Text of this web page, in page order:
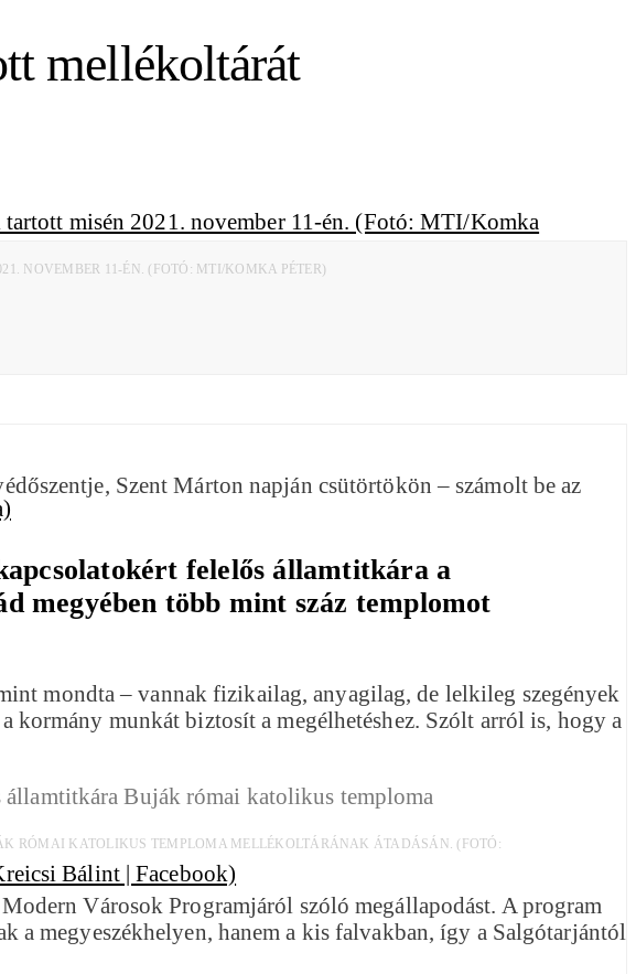
mellékoltárát
NOVEMBER 11-ÉN. (FOTÓ: MTI/KOMKA PÉTER)
Szent Márton napján csütörtökön – számolt be az
felelős államtitkára a
megyében több mint száz templomot
mondta – vannak fizikailag, anyagilag, de lelkileg szegények
munkát biztosít a megélhetéshez. Szólt arról is, hogy a
RÓMAI KATOLIKUS TEMPLOMA MELLÉKOLTÁRÁNAK ÁTADÁSÁN. (FOTÓ:
Városok Programjáról szóló megállapodást. A program
a megyeszékhelyen, hanem a kis falvakban, így a Salgótarjántól